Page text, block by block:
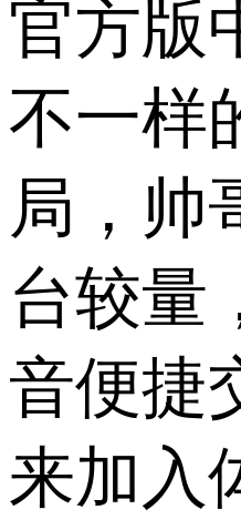
官方版
不一样
局，帅
台较量
音便捷
来加入